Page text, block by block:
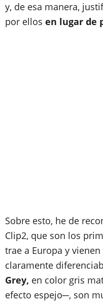
y, de esa manera,
por ellos en lugar de
Sobre esto, he de
Clip2, que son los
trae a Europa y
claramente
Grey, en color gris
efecto espejo─, son